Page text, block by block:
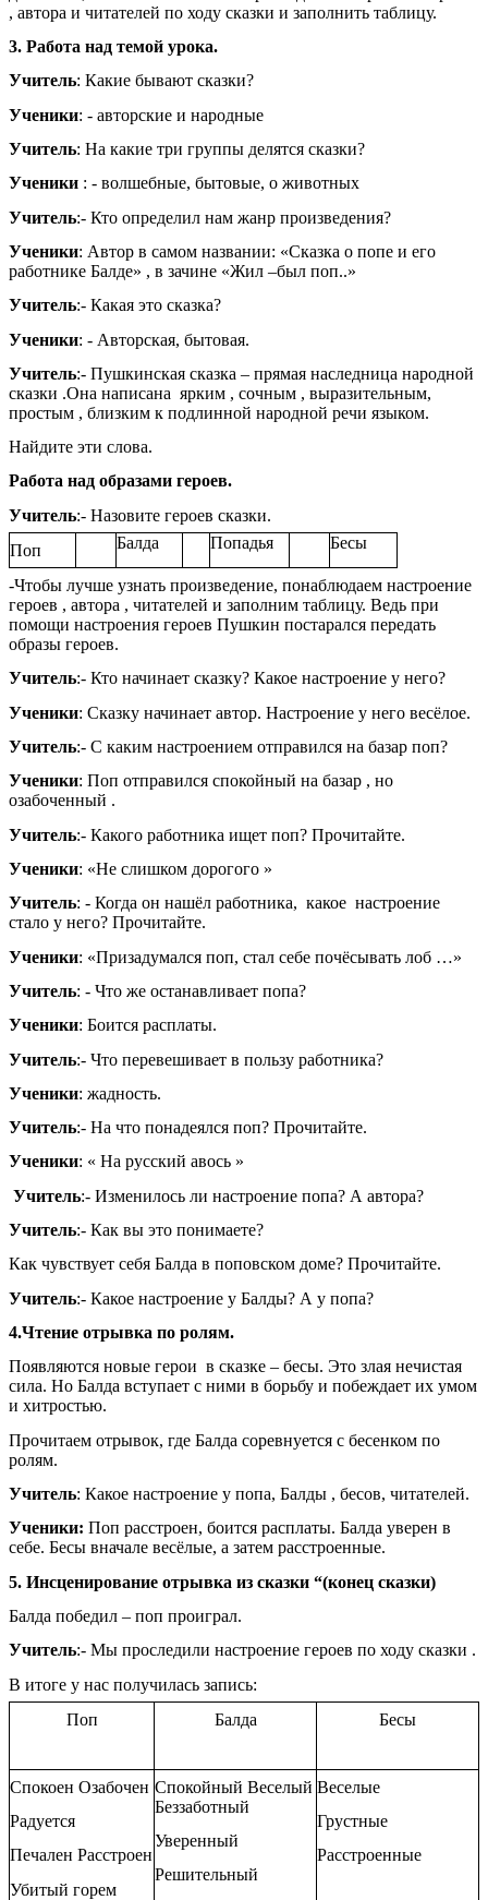
, автора и читателей по ходу сказки и заполнить таблицу.
3. Работа над темой урока.
Учитель: Какие бывают сказки?
Ученики: - авторские и народные
Учитель: На какие три группы делятся сказки?
Ученики : - волшебные, бытовые, о животных
Учитель:- Кто определил нам жанр произведения?
Ученики: Автор в самом названии: «Сказка о попе и его
работнике Балде» , в зачине «Жил –был поп..»
Учитель:- Какая это сказка?
Ученики: - Авторская, бытовая.
Учитель:- Пушкинская сказка – прямая наследница народной
сказки .Она написана ярким , сочным , выразительным,
простым , близким к подлинной народной речи языком.
Найдите эти слова.
Работа над образами героев.
Учитель:- Назовите героев сказки.
Поп
Балда Попадья Бесы
-Чтобы лучше узнать произведение, понаблюдаем настроение
героев , автора , читателей и заполним таблицу. Ведь при
помощи настроения героев Пушкин постарался передать
образы героев.
Учитель:- Кто начинает сказку? Какое настроение у него?
Ученики: Сказку начинает автор. Настроение у него весёлое.
Учитель:- С каким настроением отправился на базар поп?
Ученики: Поп отправился спокойный на базар , но
озабоченный .
Учитель:- Какого работника ищет поп? Прочитайте.
Ученики: «Не слишком дорогого »
Учитель: - Когда он нашёл работника, какое настроение
стало у него? Прочитайте.
Ученики: «Призадумался поп, стал себе почёсывать лоб …»
Учитель: - Что же останавливает попа?
Ученики: Боится расплаты.
Учитель:- Что перевешивает в пользу работника?
Ученики: жадность.
Учитель:- На что понадеялся поп? Прочитайте.
Ученики: « На русский авось »
Учитель:- Изменилось ли настроение попа? А автора?
Учитель:- Как вы это понимаете?
Как чувствует себя Балда в поповском доме? Прочитайте.
Учитель:- Какое настроение у Балды? А у попа?
4.Чтение отрывка по ролям.
Появляются новые герои в сказке – бесы. Это злая нечистая
сила. Но Балда вступает с ними в борьбу и побеждает их умом
и хитростью.
Прочитаем отрывок, где Балда соревнуется с бесенком по
ролям.
Учитель: Какое настроение у попа, Балды , бесов, читателей.
Ученики: Поп расстроен, боится расплаты. Балда уверен в
себе. Бесы вначале весёлые, а затем расстроенные.
5. Инсценирование отрывка из сказки “(конец сказки)
Балда победил – поп проиграл.
Учитель:- Мы проследили настроение героев по ходу сказки .
В итоге у нас получилась запись:
Поп
Балда Бесы
Спокоен Озабочен
Радуется
Печален Расстроен
Убитый горем
Спокойный Веселый
Беззаботный
Уверенный
Решительный
Веселые
Грустные
Расстроенные